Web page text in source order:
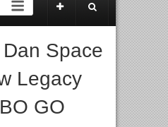
Queen – feat. Marcello Tahitoe dan
Space
Legacy
GO